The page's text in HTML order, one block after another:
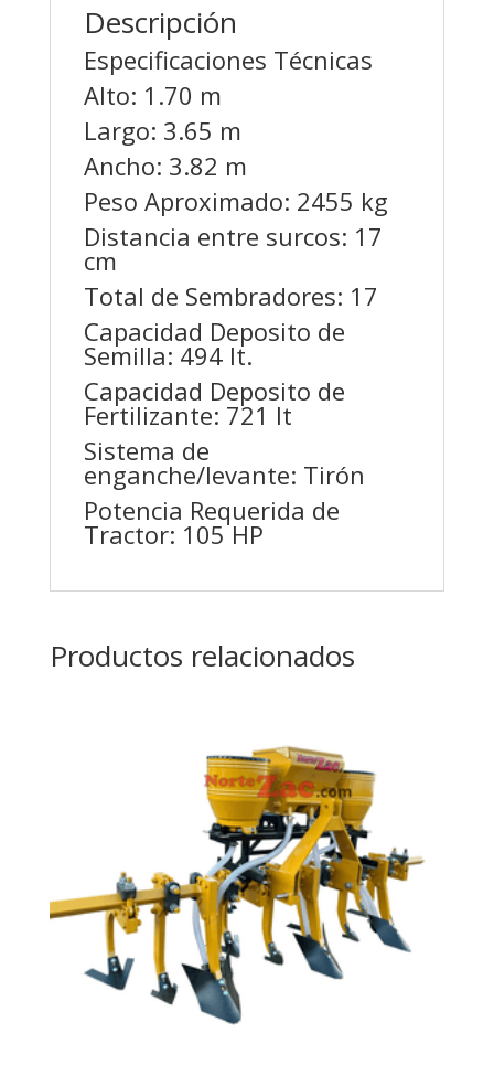
Descripción
Especificaciones Técnicas
Alto: 1.70 m
Largo: 3.65 m
Ancho: 3.82 m
Peso Aproximado: 2455 kg
Distancia entre surcos: 17
cm
Total de Sembradores: 17
Capacidad Deposito de
Semilla: 494 lt.
Capacidad Deposito de
Fertilizante: 721 lt
Sistema de
enganche/levante: Tirón
Potencia Requerida de
Tractor: 105 HP
Productos relacionados